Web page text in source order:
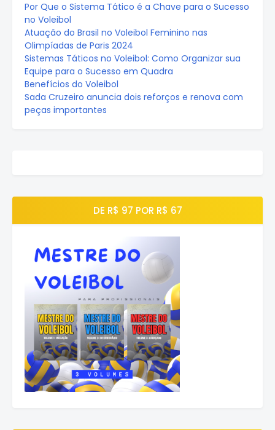
Por Que o Sistema Tático é a Chave para o Sucesso
no Voleibol
Atuação do Brasil no Voleibol Feminino nas
Olimpíadas de Paris 2024
Sistemas Táticos no Voleibol: Como Organizar sua
Equipe para o Sucesso em Quadra
Benefícios do Voleibol
Sada Cruzeiro anuncia dois reforços e renova com
peças importantes
DE R$ 97 POR R$ 67